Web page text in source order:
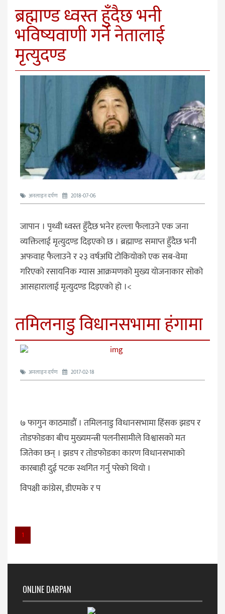
ब्रह्माण्ड ध्वस्त हुँदैछ भनी
भविष्यवाणी गर्ने नेतालाई
मृत्युदण्ड
अनलाइन दर्पण 2018-07-06
जापान । पृथ्वी ध्वस्त हुँदैछ भनेर हल्ला फैलाउने एक जना
व्यक्तिलाई मृत्युदण्ड दिइएको छ । ब्रह्माण्ड समाप्त हुँदैछ भनी
अफवाह फैलाउने र २३ वर्षअघि टोकियोको एक सब-वेमा
गरिएको रसायनिक ग्यास आक्रमणको मुख्य योजनाकार सोको
आसहारालाई मृत्युदण्ड दिइएको हो ।<
तमिलनाडु विधानसभामा हंगामा
अनलाइन दर्पण 2017-02-18
७ फागुन काठमाडौं । तमिलनाडु विधानसभामा हिंसक झडप र
तोडफोडका बीच मुख्यमन्त्री पलनीसामीले विश्वासको मत
जितेका छन् । झडप र तोडफोडका कारण विधानसभाको
कारबाही दुई पटक स्थगित गर्नु परेको थियो ।
विपक्षी कांग्रेस, डीएमके र प
1
ONLINE DARPAN